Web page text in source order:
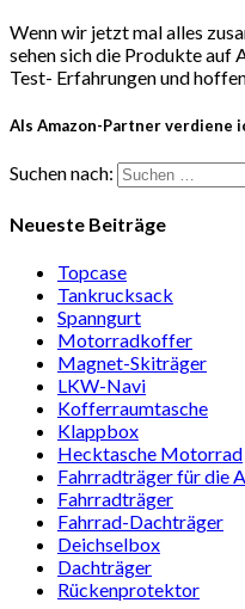
Wenn wir jetzt mal alles
sehen sich die Produkte auf
Test- Erfahrungen und
Als Amazon-Partner verdiene
Suchen nach:
Neueste Beiträge
Topcase
Tan­kruck­sack
Spann­gurt
Motor­rad­koffer
Magnet-Ski­träger
LKW-Navi
Kof­fer­raum­ta­sche
Klappbox
Heck­ta­sche Motorrad
Fahr­rad­träger für die
Fahr­rad­träger
Fahrrad-Dach­träger
Deich­selbox
Dach­träger
Rücken­pro­tektor